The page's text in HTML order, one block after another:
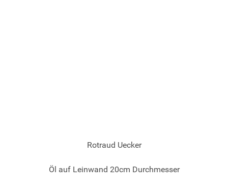
© 2026 Gotlind Timmermanns